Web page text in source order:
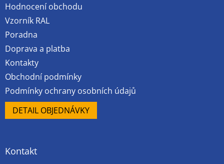
Hodnocení obchodu
Vzorník RAL
Poradna
Doprava a platba
Kontakty
Obchodní podmínky
Podmínky ochrany osobních údajů
DETAIL OBJEDNÁVKY
Kontakt